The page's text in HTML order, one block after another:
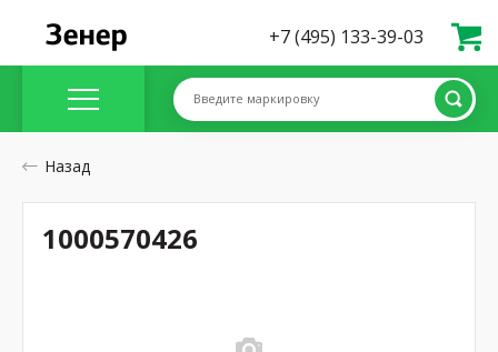
+7 (495) 133-39-03
Введите маркировку
Назад
1000570426